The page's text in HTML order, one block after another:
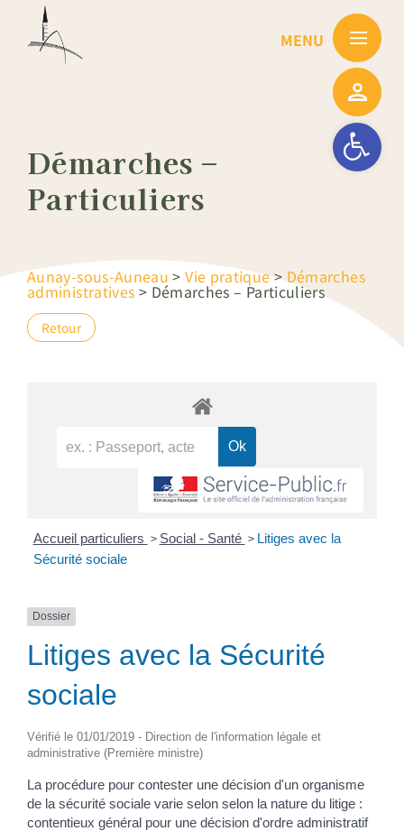
Ouvrir la
Démarches –
Particuliers
Aunay-sous-Auneau >Vie pratique>Démarches
administratives > Démarches – Particuliers
Retour
Accueil particuliers > Social - Santé > Litiges avec la
Sécurité sociale
Dossier
Litiges avec la Sécurité
sociale
Vérifié le 01/01/2019 - Direction de l'information légale et
administrative (Première ministre)
La procédure pour contester une décision d'un organisme
de la sécurité sociale varie selon selon la nature du litige :
contentieux général pour une décision d'ordre administratif